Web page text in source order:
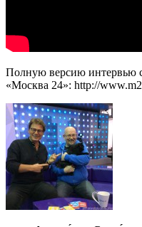
Полную версию интервью
«Москва 24»: http://